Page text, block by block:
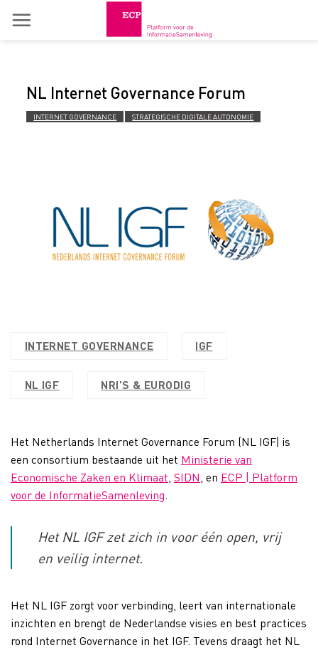
NL Internet Governance Forum
INTERNET GOVERNANCE STRATEGISCHE DIGITALE AUTONOMIE
INTERNET GOVERNANCE IGF
NL IGF NRI’S & EURODIG
Het Netherlands Internet Governance Forum (NL IGF) is
een consortium bestaande uit het Ministerie van
Economische Zaken en Klimaat SIDN , en ECP | Platform
voor de InformatieSamenleving
Het NL IGF zet zich in voor één open, vrij
en veilig internet.
Het NL IGF zorgt voor verbinding, leert van internationale
inzichten en brengt de Nederlandse visies en best practices
rond Internet Governance in het IGF. Tevens draagt het NL